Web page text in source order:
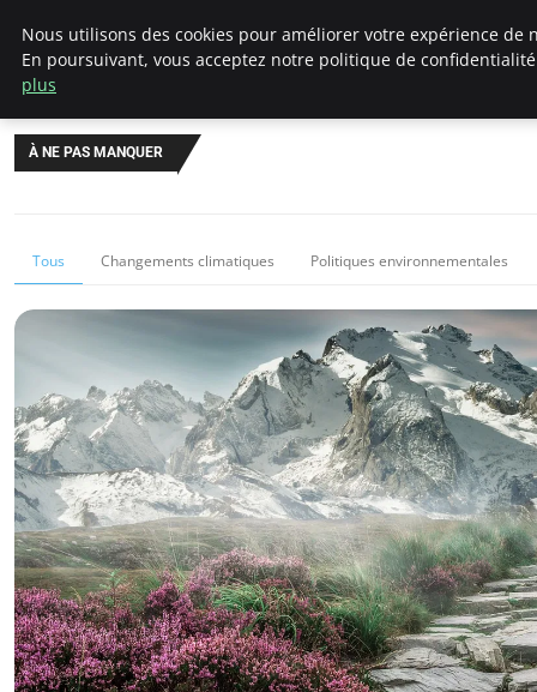
Climategatecountryclub.com
À NE PAS MANQUER
Tous Changements climatiques Politiques environnementales
Nous utilisons des cookies pour améliorer votre expérience de
En poursuivant, vous acceptez notre politique de
plus